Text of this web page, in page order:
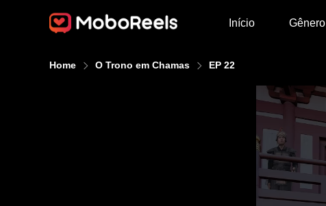
Início Gênero
Home O Trono em Chamas EP 22